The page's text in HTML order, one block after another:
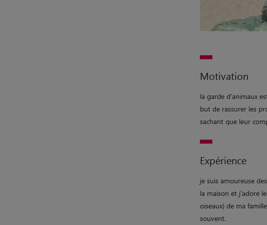
Motivation
la garde d'animaux
but de rassurer les
sachant que leur
Expérience
je suis amoureuse
la maison et j'adore
oiseaux) de ma
souvent.